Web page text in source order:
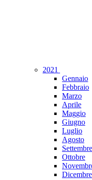
2021
Gennaio
Febbraio
Marzo
Aprile
Maggio
Giugno
Luglio
Agosto
Settembre
Ottobre
Dicembre